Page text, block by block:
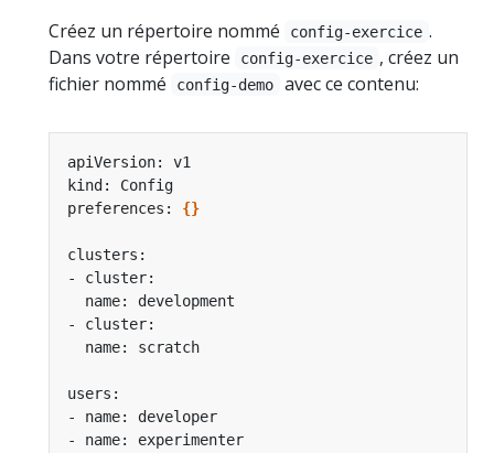
Créez un répertoire nommé
config-exercice .
Dans votre répertoire
config-exercice , créez un
fichier nommé
config-demo avec ce contenu:
preferences: {}